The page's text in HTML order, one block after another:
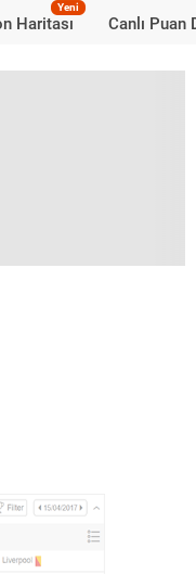
Haritası
Yeni
Canlı Puan